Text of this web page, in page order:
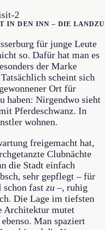
IN DEN INN – DIE
für junge Leute
so. Dafür hat man es
der Marke
scheint sich
Ort für
haben: Nirgendwo sieht
Pferdeschwanz. In
wohnen.
freigemacht hat,
Clubnächte
die Stadt einfach
sehr gepflegt – für
schon fast zu–, ruhig
Die Lage im tiefsten
Architektur mutet
Man spaziert